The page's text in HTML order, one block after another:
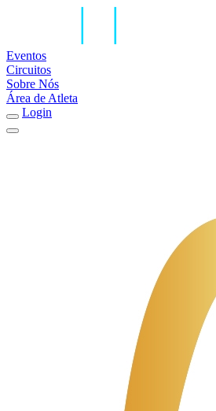
Eventos
Circuitos
Sobre Nós
Área de Atleta
Login